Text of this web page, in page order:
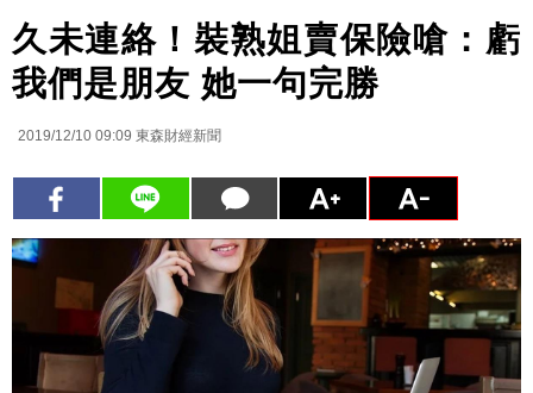
久未連絡！裝熟姐賣保險嗆：虧
我們是朋友 她一句完勝
2019/12/10 09:09 東森財經新聞